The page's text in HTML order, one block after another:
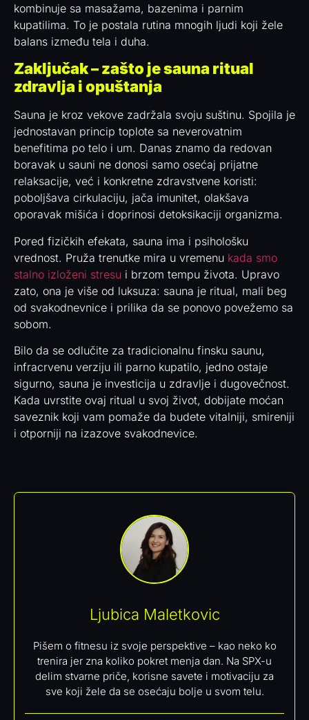
kombinuje sa masažama, bazenima i parnim
kupatilima. To je postala rutina mnogih ljudi koji žele
balans između tela i duha.
Zaključak – zašto je sauna ritual
zdravlja i opuštanja
Sauna je kroz vekove zadržala svoju suštinu. Spojila je
jednostavan princip toplote sa neverovatnim
benefitima po telo i um. Danas znamo da redovan
boravak u sauni ne donosi samo osećaj prijatne
relaksacije, već i konkretne zdravstvene koristi:
poboljšava cirkulaciju, jača imunitet, olakšava
oporavak mišića i doprinosi detoksikaciji organizma.
Pored fizičkih efekata, sauna ima i psihološku
vrednost. Pruža trenutke mira u vremenu kada smo
stalno izloženi stresu i brzom tempu života. Upravo
zato, ona je više od luksuza: sauna je ritual, mali beg
od svakodnevnice i prilika da se ponovo povežemo sa
sobom.
Bilo da se odlučite za tradicionalnu finsku saunu,
infracrvenu verziju ili parno kupatilo, jedno ostaje
sigurno, sauna je investicija u zdravlje i dugovečnost.
Kada uvrstite ovaj ritual u svoj život, dobijate moćan
saveznik koji vam pomaže da budete vitalniji, smireniji
i otporniji na izazove svakodnevice.
Ljubica Maletkovic
Pišem o fitnesu iz svoje perspektive – kao neko ko
trenira jer zna koliko pokret menja dan. Na SPX-u
delim stvarne priče, korisne savete i motivaciju za
sve koji žele da se osećaju bolje u svom telu.